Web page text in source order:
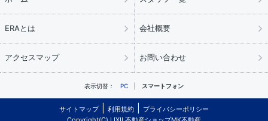
ERAとは 会社概要
アクセスマップ お問い合わせ
表示切替： PC スマートフォン
サイトマップ 利用規約
プライバシーポリシー